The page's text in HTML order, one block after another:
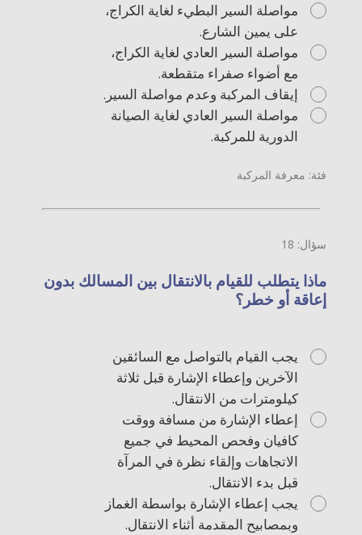
مواصلة السير البطيء لغاية الكراج،
على يمين الشارع.
مواصلة السير العادي لغاية الكراج،
مع أضواء صفراء متقطعة.
إيقاف المركبة وعدم مواصلة السير.
مواصلة السير العادي لغاية الصيانة
الدورية للمركبة.
فئة: معرفة المركبة
سؤال: 18
ماذا يتطلب للقيام بالانتقال بين المسالك بدون
إعاقة أو خطر؟
يجب القيام بالتواصل مع السائقين
الآخرين وإعطاء الإشارة قبل ثلاثة
كيلومترات من الانتقال.
إعطاء الإشارة من مسافة ووقت
كافيان وفحص المحيط في جميع
الاتجاهات وإلقاء نظرة في المرآة
قبل بدء الانتقال.
يجب إعطاء الإشارة بواسطة الغماز
وبمصابيح المقدمة أثناء الانتقال.